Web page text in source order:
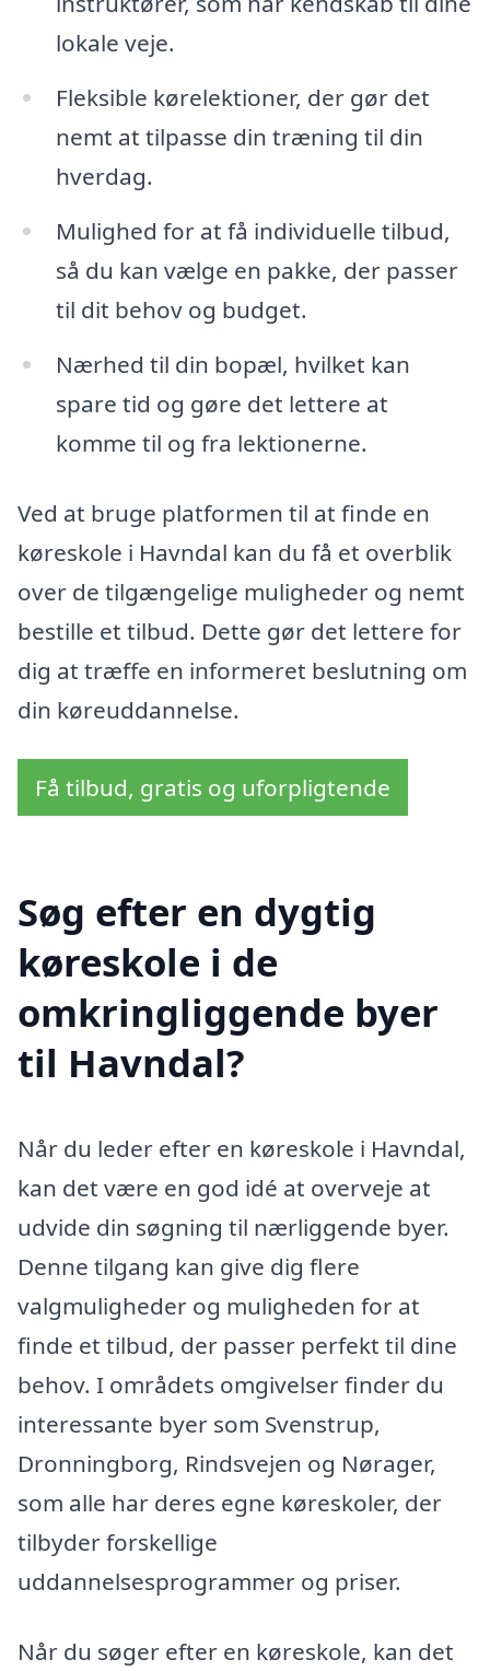
lokale veje.
Fleksible kørelektioner, der gør det
nemt at tilpasse din træning til din
hverdag.
Mulighed for at få individuelle tilbud,
så du kan vælge en pakke, der passer
til dit behov og budget.
Nærhed til din bopæl, hvilket kan
spare tid og gøre det lettere at
komme til og fra lektionerne.
Ved at bruge platformen til at finde en
køreskole i Havndal kan du få et overblik
over de tilgængelige muligheder og nemt
bestille et tilbud. Dette gør det lettere for
dig at træffe en informeret beslutning om
din køreuddannelse.
Få tilbud, gratis og uforpligtende
Søg efter en dygtig
køreskole i de
omkringliggende byer
til Havndal?
Når du leder efter en køreskole i Havndal,
kan det være en god idé at overveje at
udvide din søgning til nærliggende byer.
Denne tilgang kan give dig flere
valgmuligheder og muligheden for at
finde et tilbud, der passer perfekt til dine
behov. I områdets omgivelser finder du
interessante byer som Svenstrup,
Dronningborg, Rindsvejen og Nørager,
som alle har deres egne køreskoler, der
tilbyder forskellige
uddannelsesprogrammer og priser.
Når du søger efter en køreskole, kan det